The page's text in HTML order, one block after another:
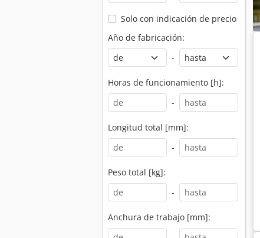
Solo con indicación de precio
Año de fabricación:
-
Horas de funcionamiento [h]:
-
Longitud total [mm]:
-
Peso total [kg]:
-
Anchura de trabajo [mm]: